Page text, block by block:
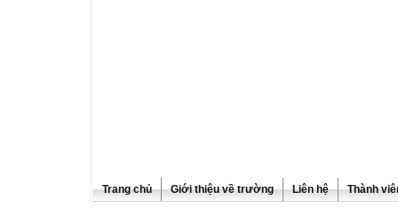
Trang chủ Giới thiệu về trường Liên hệ Thành